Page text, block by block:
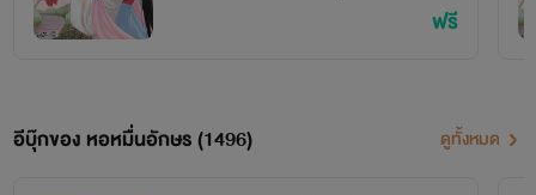
ฟรี
อีบุ๊กของ หอหมื่นอักษร (1496) ดูทั้งหมด